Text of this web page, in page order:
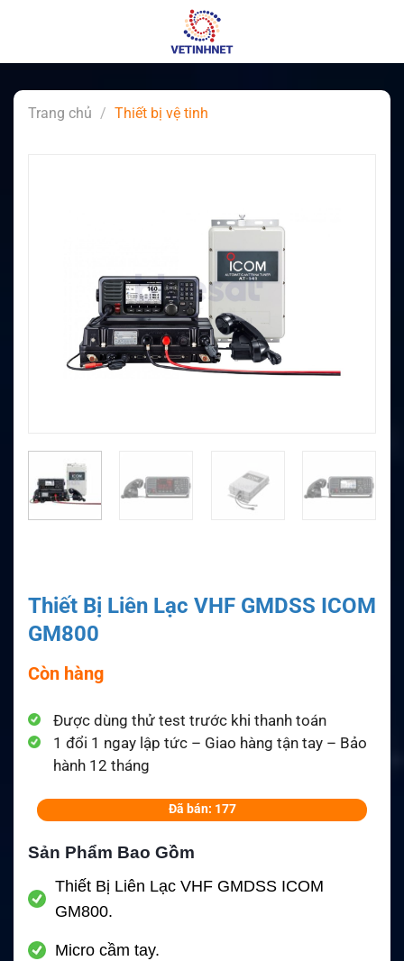
Trang chủ / Thiết bị vệ tinh
Thiết Bị Liên Lạc VHF GMDSS ICOM
GM800
Còn hàng
Được dùng thử test trước khi thanh toán
1 đổi 1 ngay lập tức – Giao hàng tận tay – Bảo
hành 12 tháng
Đã bán: 177
Sản Phẩm Bao Gồm
Thiết Bị Liên Lạc VHF GMDSS ICOM
GM800.
Micro cầm tay.